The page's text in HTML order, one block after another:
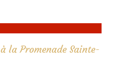
la Promenade Sainte-